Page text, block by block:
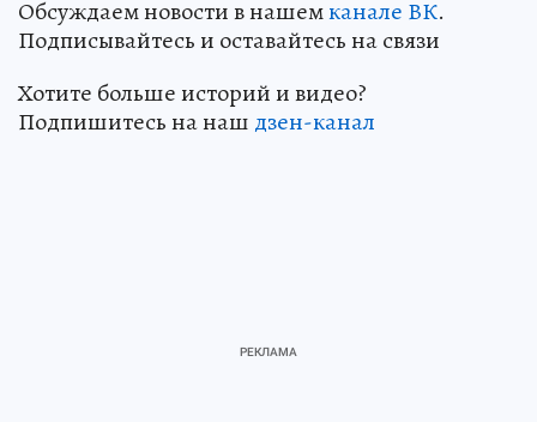
Обсуждаем новости в нашемканале ВК.
Подписывайтесь и оставайтесь на связи
Хотите больше историй и видео?
Подпишитесь на наш дзен-канал